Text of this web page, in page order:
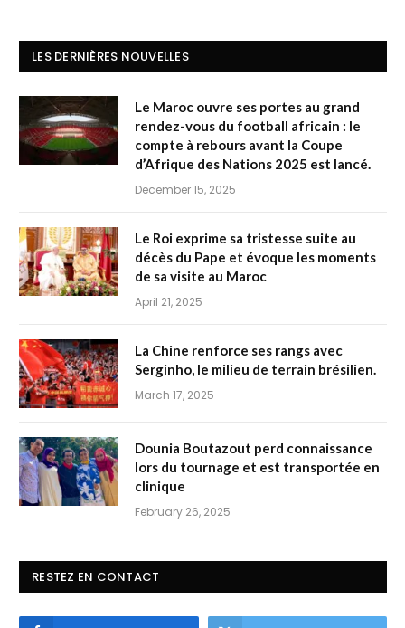
LES DERNIÈRES NOUVELLES
Le Maroc ouvre ses portes au grand
rendez-vous du football africain : le
compte à rebours avant la Coupe
d’Afrique des Nations 2025 est lancé.
December 15, 2025
Le Roi exprime sa tristesse suite au
décès du Pape et évoque les moments
de sa visite au Maroc
April 21, 2025
La Chine renforce ses rangs avec
Serginho, le milieu de terrain brésilien.
March 17, 2025
Dounia Boutazout perd connaissance
lors du tournage et est transportée en
clinique
February 26, 2025
RESTEZ EN CONTACT